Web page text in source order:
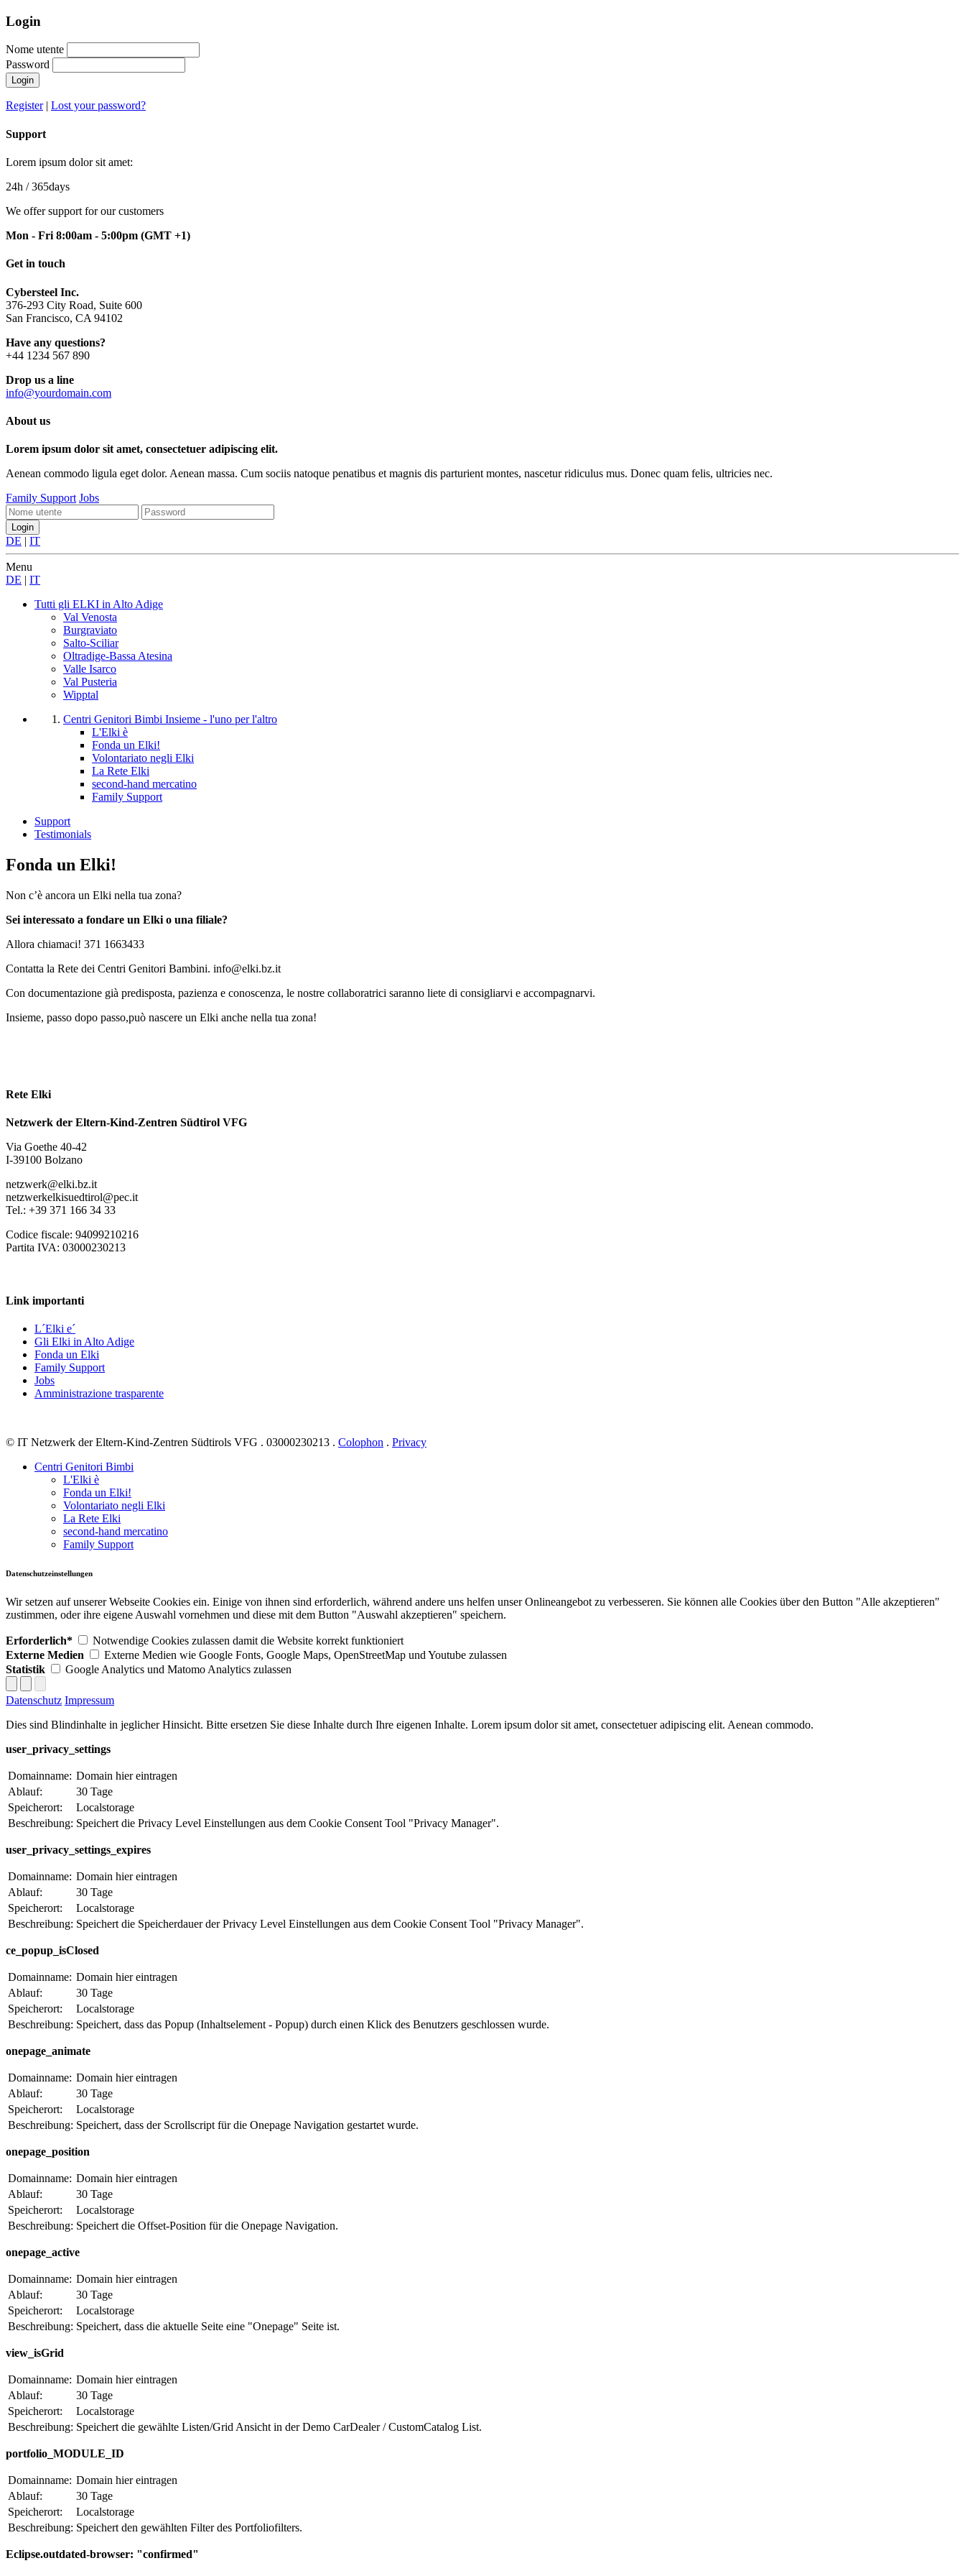
Login
Nome utente
Password
Login
Register| Lost your password?
Support
Lorem ipsum dolor sit amet:
24h / 365days
We offer support for our customers
Mon - Fri 8:00am - 5:00pm (GMT +1)
Get in touch
Cybersteel Inc.
376-293 City Road, Suite 600
San Francisco, CA 94102
Have any questions?
+44 1234 567 890
Drop us a line
info@yourdomain.com
About us
Lorem ipsum dolor sit amet, consectetuer adipiscing elit.
Aenean commodo ligula eget dolor. Aenean massa. Cum sociis natoque penatibus et magnis dis parturient montes, nascetur ridiculus mus. Donec quam felis, ultricies nec.
Family Support Jobs
DE | IT
Menu
DE | IT
Tutti gli ELKI in Alto Adige
Val Venosta
Burgraviato
Salto-Sciliar
Oltradige-Bassa Atesina
Valle Isarco
Val Pusteria
Wipptal
Centri Genitori Bimbi Insieme - l'uno per l'altro
L'Elki è
Fonda un Elki!
Volontariato negli Elki
La Rete Elki
second-hand mercatino
Family Support
Support
Testimonials
Fonda un Elki!
Non c’è ancora un Elki nella tua zona?
Sei interessato a fondare un Elki o una filiale?
Allora chiamaci! 371 1663433
Contatta la Rete dei Centri Genitori Bambini. info@elki.bz.it
Con documentazione già predisposta, pazienza e conoscenza, le nostre collaboratrici saranno liete di consigliarvi e accompagnarvi.
Insieme, passo dopo passo,può nascere un Elki anche nella tua zona!
Rete Elki
Netzwerk der Eltern-Kind-Zentren Südtirol VFG
Via Goethe 40-42
I-39100 Bolzano
netzwerk@elki.bz.it
netzwerkelkisuedtirol@pec.it
Tel.: +39 371 166 34 33
Codice fiscale: 94099210216
Partita IVA: 03000230213
Link importanti
L´Elki e´
Gli Elki in Alto Adige
Fonda un Elki
Family Support
Jobs
Amministrazione trasparente
© IT Netzwerk der Eltern-Kind-Zentren Südtirols VFG . 03000230213 . Colophon . Privacy
Centri Genitori Bimbi
L'Elki è
Fonda un Elki!
Volontariato negli Elki
La Rete Elki
second-hand mercatino
Family Support
Datenschutzeinstellungen
Wir setzen auf unserer Webseite Cookies ein. Einige von ihnen sind erforderlich, während andere uns helfen unser Onlineangebot zu verbesseren. Sie können alle Cookies über den Button "Alle akzeptieren"
zustimmen, oder ihre eigene Auswahl vornehmen und diese mit dem Button "Auswahl akzeptieren" speichern.
Erforderlich*
Notwendige Cookies zulassen damit die Website korrekt funktioniert
Externe Medien
Externe Medien wie Google Fonts, Google Maps, OpenStreetMap und Youtube zulassen
Statistik
Google Analytics und Matomo Analytics zulassen
Datenschutz Impressum
Dies sind Blindinhalte in jeglicher Hinsicht. Bitte ersetzen Sie diese Inhalte durch Ihre eigenen Inhalte. Lorem ipsum dolor sit amet, consectetuer adipiscing elit. Aenean commodo.
user_privacy_settings
Domainname: Domain hier eintragen
Ablauf:
30 Tage
Speicherort:
Localstorage
Beschreibung: Speichert die Privacy Level Einstellungen aus dem Cookie Consent Tool "Privacy Manager".
user_privacy_settings_expires
Domainname: Domain hier eintragen
Ablauf:
30 Tage
Speicherort:
Localstorage
Beschreibung: Speichert die Speicherdauer der Privacy Level Einstellungen aus dem Cookie Consent Tool "Privacy Manager".
ce_popup_isClosed
Domainname: Domain hier eintragen
Ablauf:
30 Tage
Speicherort:
Localstorage
Beschreibung: Speichert, dass das Popup (Inhaltselement - Popup) durch einen Klick des Benutzers geschlossen wurde.
onepage_animate
Domainname: Domain hier eintragen
Ablauf:
30 Tage
Speicherort:
Localstorage
Beschreibung: Speichert, dass der Scrollscript für die Onepage Navigation gestartet wurde.
onepage_position
Domainname: Domain hier eintragen
Ablauf:
30 Tage
Speicherort:
Localstorage
Beschreibung: Speichert die Offset-Position für die Onepage Navigation.
onepage_active
Domainname: Domain hier eintragen
Ablauf:
30 Tage
Speicherort:
Localstorage
Beschreibung: Speichert, dass die aktuelle Seite eine "Onepage" Seite ist.
view_isGrid
Domainname: Domain hier eintragen
Ablauf:
30 Tage
Speicherort:
Localstorage
Beschreibung: Speichert die gewählte Listen/Grid Ansicht in der Demo CarDealer / CustomCatalog List.
portfolio_MODULE_ID
Domainname: Domain hier eintragen
Ablauf:
30 Tage
Speicherort:
Localstorage
Beschreibung: Speichert den gewählten Filter des Portfoliofilters.
Eclipse.outdated-browser: "confirmed"